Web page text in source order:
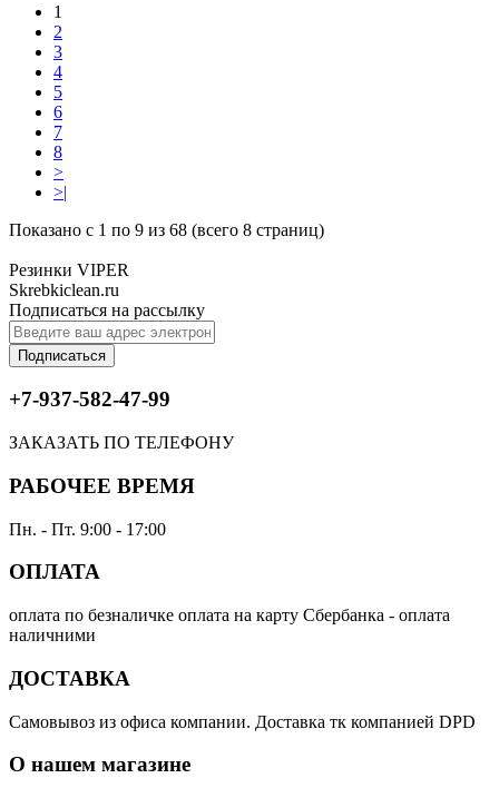
1
2
3
4
5
6
7
8
>
>|
Показано с 1 по 9 из 68 (всего 8 страниц)
Резинки VIPER
Skrebkiclean.ru
Подписаться на рассылку
Подписаться
+7-937-582-47-99
ЗАКАЗАТЬ ПО ТЕЛЕФОНУ
РАБОЧЕЕ ВРЕМЯ
Пн. - Пт. 9:00 - 17:00
ОПЛАТА
оплата по безналичке оплата на карту Сбербанка - оплата
наличними
ДОСТАВКА
Самовывоз из офиса компании. Доставка тк компанией DPD
О нашем магазине